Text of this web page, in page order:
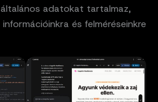
adatokat tartalmaz,
és felméréseinkre